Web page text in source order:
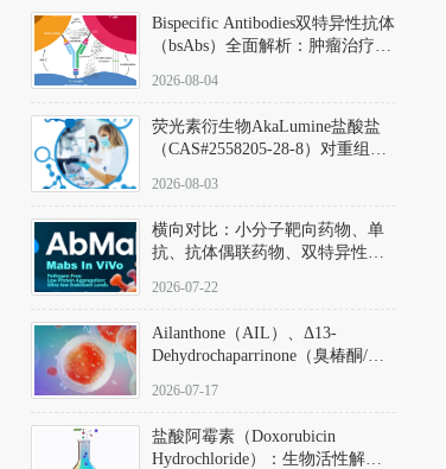
体介导的神经元凋亡。其经典应
用即为选择性损毁中脑黑质致密
部多巴胺能神经元，从而可靠模
拟帕金森病的核心病理与行为表
Bispecific Antibodies双特异性抗体
（bsAbs）全面解析：肿瘤治疗的
2026-08-04
荧光素衍生物AkaLumine盐酸盐
（CAS#2558205-28-8）对重组萤
数（Km）为2.06 μM；其近红外
发光特性赋予优异的组织穿透能
力，大幅增强成像信噪比，从而
实现活体动物模型中极低给药剂
量下的高灵敏度、非侵入式生物
2026-08-03
横向对比：小分子靶向药物、单
抗、抗体偶联药物、双特异性抗
及应用瓶颈
2026-07-22
Ailanthone（AIL）、Δ13-
Dehydrochaparrinone（臭椿酮/臭
DKM货号 D806885
2026-07-17
盐酸阿霉素（Doxorubicin
Hydrochloride）：生物活性解